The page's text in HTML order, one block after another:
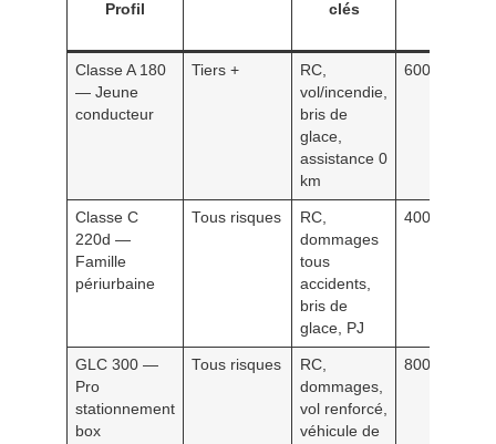
Profil
clés
Classe A 180
— Jeune
conducteur
Tiers +
RC,
vol/incendie,
bris de
glace,
assistance 0
km
600 €
Classe C
220d —
Famille
périurbaine
Tous risques
RC,
dommages
tous
accidents,
bris de
glace, PJ
400 €
GLC 300 —
Pro
stationnement
box
Tous risques
RC,
dommages,
vol renforcé,
véhicule de
800 €